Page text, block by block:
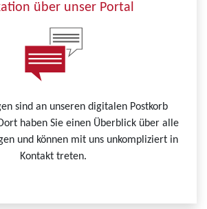
über unser Portal
sind an unseren digitalen Postkorb
haben Sie einen Überblick über alle
und können mit uns unkompliziert in
Kontakt treten.